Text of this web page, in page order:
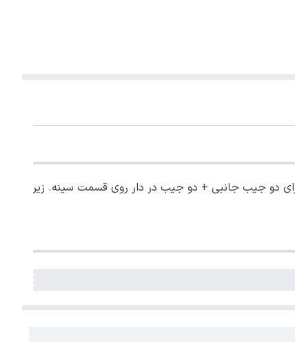
پشم) می باشد. پیراهن پشمی طرح کلاهدار ، دارای دو جیب جانبی + دو جیب در دار روی قسمت سینه. زیر